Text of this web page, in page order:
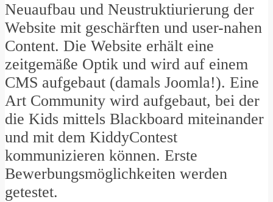
Neuaufbau und Neustruktiurierung der
Website mit geschärften und user-nahen
Content. Die Website erhält eine
zeitgemäße Optik und wird auf einem
CMS aufgebaut (damals Joomla!). Eine
Art Community wird aufgebaut, bei der
die Kids mittels Blackboard miteinander
und mit dem KiddyContest
kommunizieren können. Erste
Bewerbungsmöglichkeiten werden
getestet.